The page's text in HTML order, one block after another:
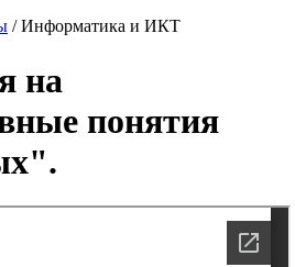
/Информатика и ИКТ
на
понятия